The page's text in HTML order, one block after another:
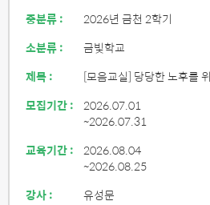
중분류 :
2026년 금천 2학기
소분류 :
금빛학교
제목 :
[모음교실] 당당한 노후를
모집기간 : 2026.07.01
~2026.07.31
교육기간 : 2026.08.04
~2026.08.25
강사 :
유성문